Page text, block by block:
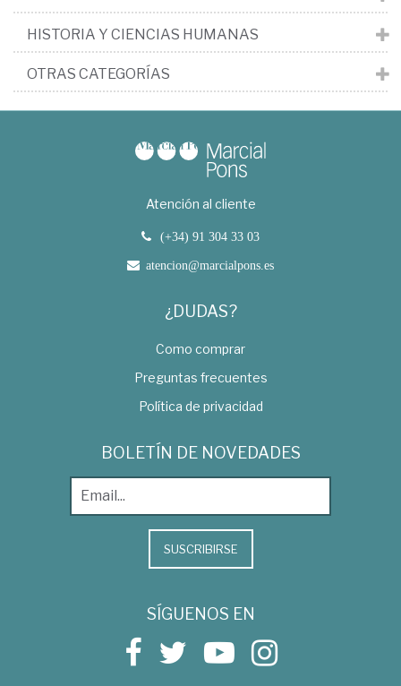
HISTORIA Y CIENCIAS HUMANAS
OTRAS CATEGORÍAS
Atención al cliente
(+34) 91 304 33 03
atencion@marcialpons.es
¿DUDAS?
Como comprar
Preguntas frecuentes
Política de privacidad
BOLETÍN DE NOVEDADES
SUSCRIBIRSE
SÍGUENOS EN